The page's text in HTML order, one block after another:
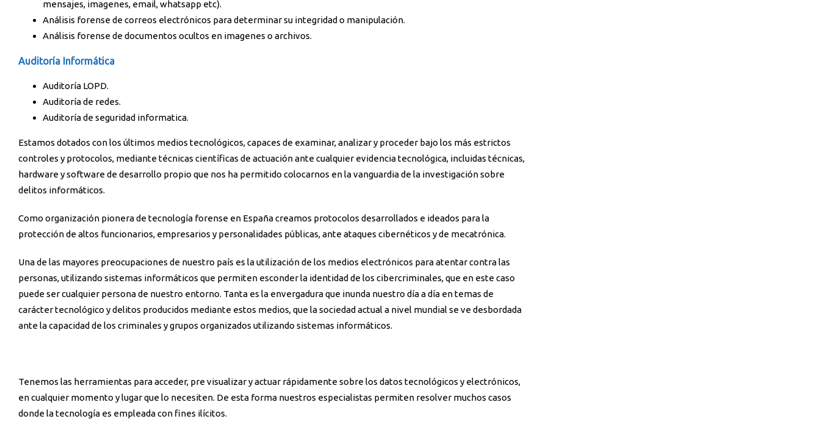
mensajes, imagenes, email, whatsapp etc).
Análisis forense de correos electrónicos para determinar su integridad o manipulación.
Análisis forense de documentos ocultos en imagenes o archivos.
Auditoría Informática
Auditoría LOPD.
Auditoría de redes.
Auditoría de seguridad informatica.
Estamos dotados con los últimos medios tecnológicos, capaces de examinar, analizar y proceder bajo los más estrictos
controles y protocolos, mediante técnicas científicas de actuación ante cualquier evidencia tecnológica, incluidas técnicas,
hardware y software de desarrollo propio que nos ha permitido colocarnos en la vanguardia de la investigación sobre
delitos informáticos.
Como organización pionera de tecnología forense en España creamos protocolos desarrollados e ideados para la
protección de altos funcionarios, empresarios y personalidades públicas, ante ataques cibernéticos y de mecatrónica.
Una de las mayores preocupaciones de nuestro país es la utilización de los medios electrónicos para atentar contra las
personas, utilizando sistemas informáticos que permiten esconder la identidad de los cibercriminales, que en este caso
puede ser cualquier persona de nuestro entorno. Tanta es la envergadura que inunda nuestro día a día en temas de
carácter tecnológico y delitos producidos mediante estos medios, que la sociedad actual a nivel mundial se ve desbordada
ante la capacidad de los criminales y grupos organizados utilizando sistemas informáticos.
Tenemos las herramientas para acceder, pre visualizar y actuar rápidamente sobre los datos tecnológicos y electrónicos,
en cualquier momento y lugar que lo necesiten. De esta forma nuestros especialistas permiten resolver muchos casos
donde la tecnología es empleada con fines ilícitos.